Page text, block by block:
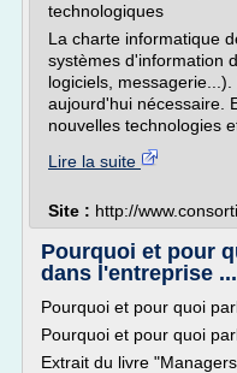
technologiques
La charte informatique
systèmes d'information
logiciels,
aujourd'hui nécessaire.
nouvelles technologies
Lire la suite
Site : http://
Pourquoi et pour
dans l'entreprise ...
Pourquoi et pour quoi
Pourquoi et pour quoi
Extrait du livre